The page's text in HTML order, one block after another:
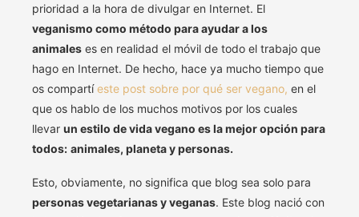
prioridad a la hora de divulgar en Internet. El
veganismo como método para ayudar a los
animales es en realidad el móvil de todo el trabajo que
hago en Internet. De hecho, hace ya mucho tiempo que
os compartíeste post sobre por qué ser vegano, en el
que os hablo de los muchos motivos por los cuales
llevar un estilo de vida vegano es la mejor opción para
todos: animales, planeta y personas.
Esto, obviamente, no significa que blog sea solo para
personas vegetarianas y veganas. Este blog nació con